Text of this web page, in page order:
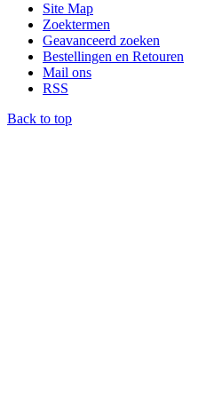
Site Map
Zoektermen
Geavanceerd zoeken
Bestellingen en Retouren
Mail ons
RSS
Back to top